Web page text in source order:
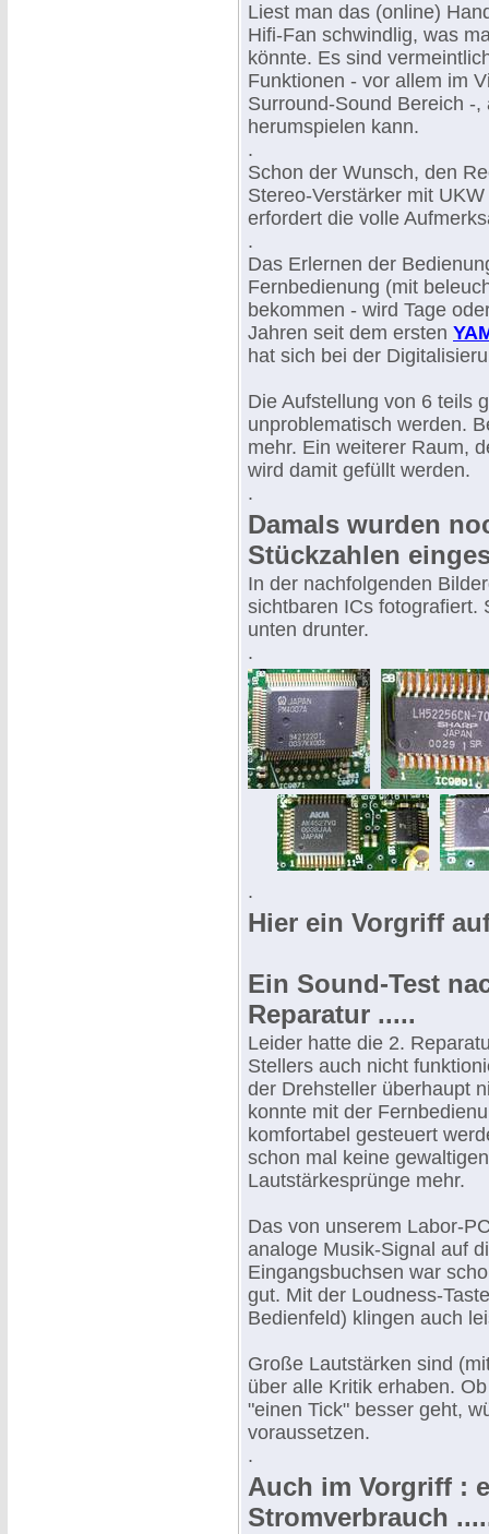
Liest man das (online)
Hifi-Fan schwindlig, was
könnte. Es sind
Funktionen - vor allem im
Surround-Sound Bereich -
herumspielen kann.
.
Schon der Wunsch, den
Stereo-Verstärker mit
erfordert die volle
.
Das Erlernen der
Fernbedienung (mit
bekommen - wird Tage
Jahren seit dem ersten
hat sich bei der
Die Aufstellung von 6 teils
unproblematisch werden.
mehr. Ein weiterer Raum,
wird damit gefüllt werden.
.
Damals wurden
Stückzahlen
In der nachfolgenden
sichtbaren ICs fotografiert.
unten drunter.
.
.
Hier ein Vorgriff
Ein Sound-Test
Reparatur .....
Leider hatte die 2.
Stellers auch nicht
der Drehsteller überhaupt
konnte mit der
komfortabel gesteuert
schon mal keine
Lautstärkesprünge mehr.
Das von unserem Labor-
analoge Musik-Signal auf
Eingangsbuchsen war
gut. Mit der Loudness-
Bedienfeld) klingen auch
Große Lautstärken sind
über alle Kritik erhaben.
"einen Tick" besser geht,
voraussetzen.
.
Auch im Vorgriff :
Stromverbrauch